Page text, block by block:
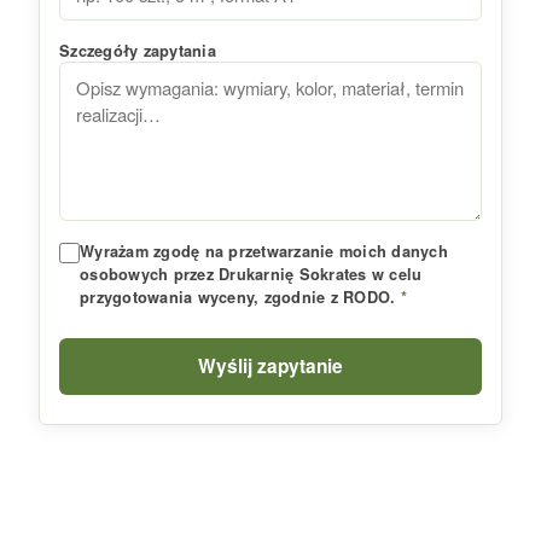
Szczegóły zapytania
Wyrażam zgodę na przetwarzanie moich danych
osobowych przez Drukarnię Sokrates w celu
przygotowania wyceny, zgodnie z RODO. *
Wyślij zapytanie